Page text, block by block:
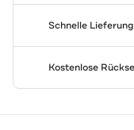
Schnelle
Kostenlose